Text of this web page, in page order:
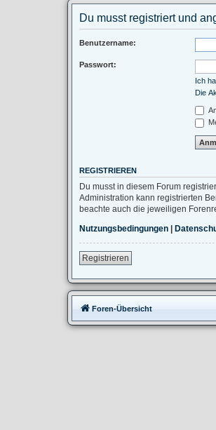
Du musst registriert und
Benutzername:
Passwort:
Ich
Die
REGISTRIEREN
Du musst in diesem Forum
Administration kann registrierten
beachte auch die jeweiligen
Nutzungsbedingungen
Registrieren
Foren-Übersicht